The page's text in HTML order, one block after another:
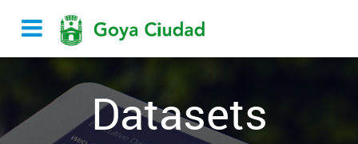
Datasets